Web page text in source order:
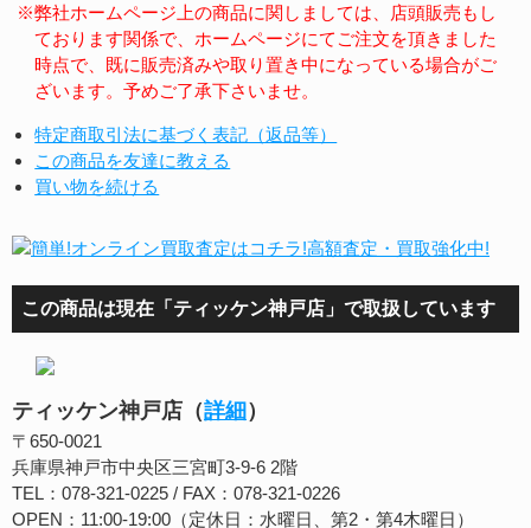
※弊社ホームページ上の商品に関しましては、店頭販売もし
ております関係で、ホームページにてご注文を頂きました
時点で、既に販売済みや取り置き中になっている場合がご
ざいます。予めご了承下さいませ。
特定商取引法に基づく表記（返品等）
この商品を友達に教える
買い物を続ける
この商品は現在「ティッケン神戸店」で取扱しています
ティッケン神戸店（詳細 ）
〒650-0021
兵庫県神戸市中央区三宮町3-9-6 2階
TEL：078-321-0225 / FAX：078-321-0226
OPEN：11:00-19:00（定休日：水曜日、第2・第4木曜日）